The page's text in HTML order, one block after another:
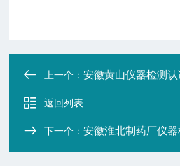
上一个：安徽黄山仪器检测认
返回列表
下一个：安徽淮北制药厂仪